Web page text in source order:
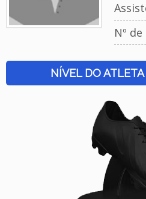
Nº
NÍVEL DO